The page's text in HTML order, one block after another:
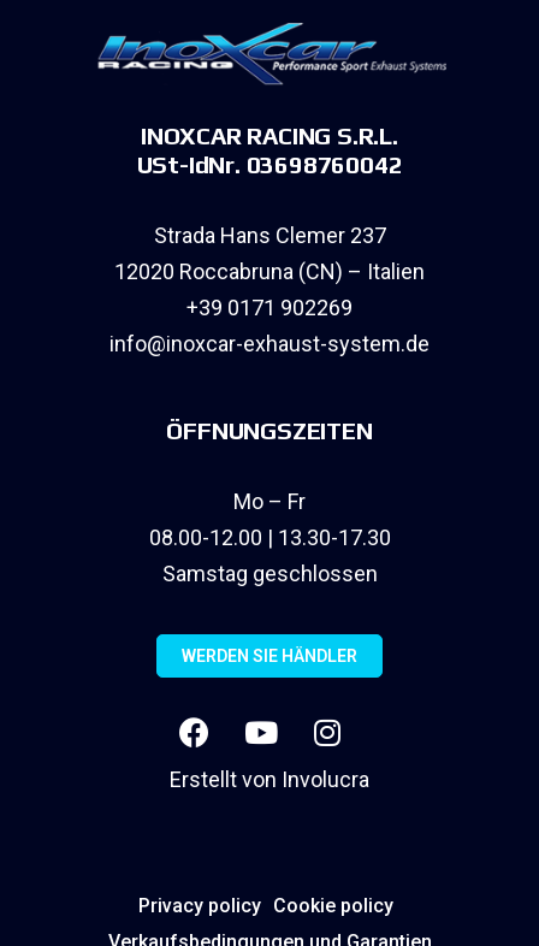
INOXCAR RACING S.R.L.
USt-IdNr. 03698760042
Strada Hans Clemer 237
12020 Roccabruna (CN) – Italien
+39 0171 902269
info@inoxcar-exhaust-system.de
ÖFFNUNGSZEITEN
Mo – Fr
08.00-12.00 | 13.30-17.30
Samstag geschlossen
WERDEN SIE HÄNDLER
Erstellt von Involucra
Privacy policy Cookie policy